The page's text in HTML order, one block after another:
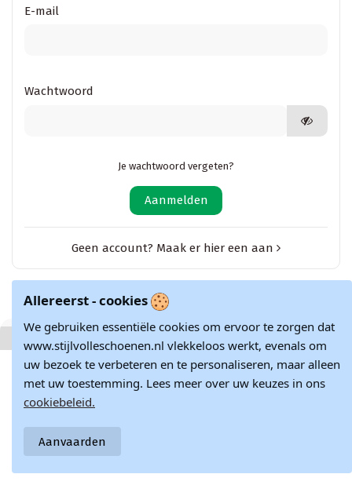
E-mail
Wachtwoord
Je wachtwoord vergeten?
Aanmelden
Geen account? Maak er hier een aan
Allereerst - cookies
We gebruiken essentiële cookies om ervoor te zorgen dat
www.stijlvolleschoenen.nl vlekkeloos werkt, evenals om
uw bezoek te verbeteren en te personaliseren, maar alleen
met uw toestemming. Lees meer over uw keuzes in ons
cookiebeleid.
Aanvaarden